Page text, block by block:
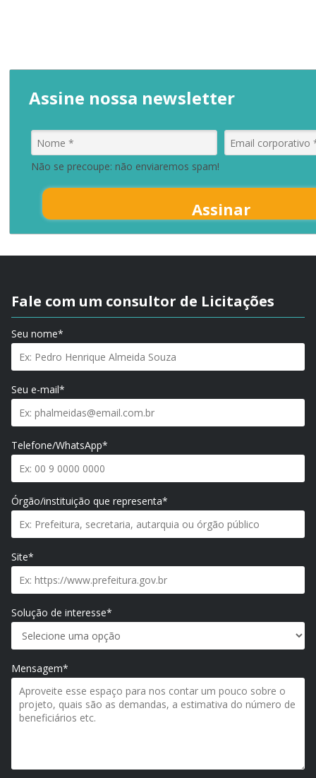
Assine nossa newsletter
Não se precoupe: não enviaremos spam!
Assinar
Fale com um consultor de Licitações
Seu nome*
Seu e-mail*
Telefone/WhatsApp*
Órgão/instituição que representa*
Site*
Solução de interesse*
Mensagem*